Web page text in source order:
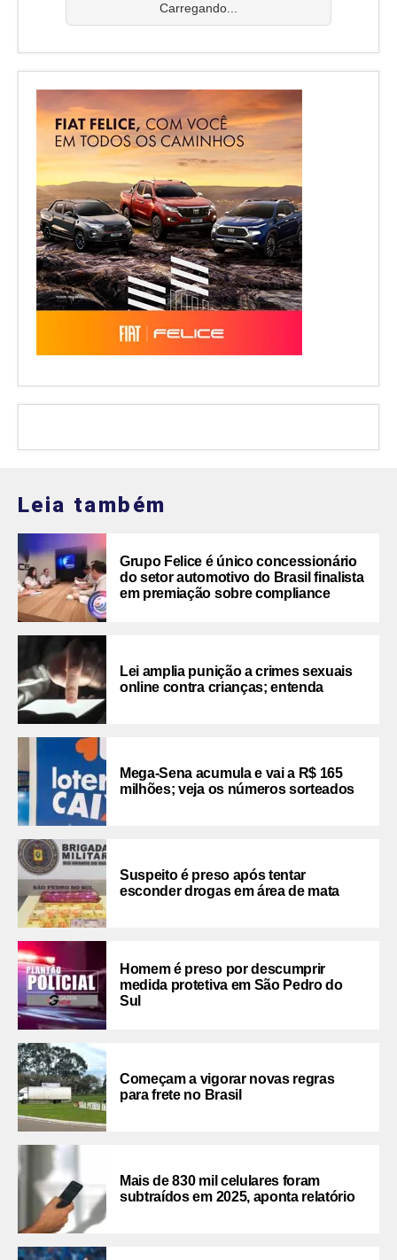
Carregando...
Leia também
Grupo Felice é único concessionário
do setor automotivo do Brasil finalista
em premiação sobre compliance
Lei amplia punição a crimes sexuais
online contra crianças; entenda
Mega-Sena acumula e vai a R$ 165
milhões; veja os números sorteados
Suspeito é preso após tentar
esconder drogas em área de mata
Homem é preso por descumprir
medida protetiva em São Pedro do
Sul
Começam a vigorar novas regras
para frete no Brasil
Mais de 830 mil celulares foram
subtraídos em 2025, aponta relatório